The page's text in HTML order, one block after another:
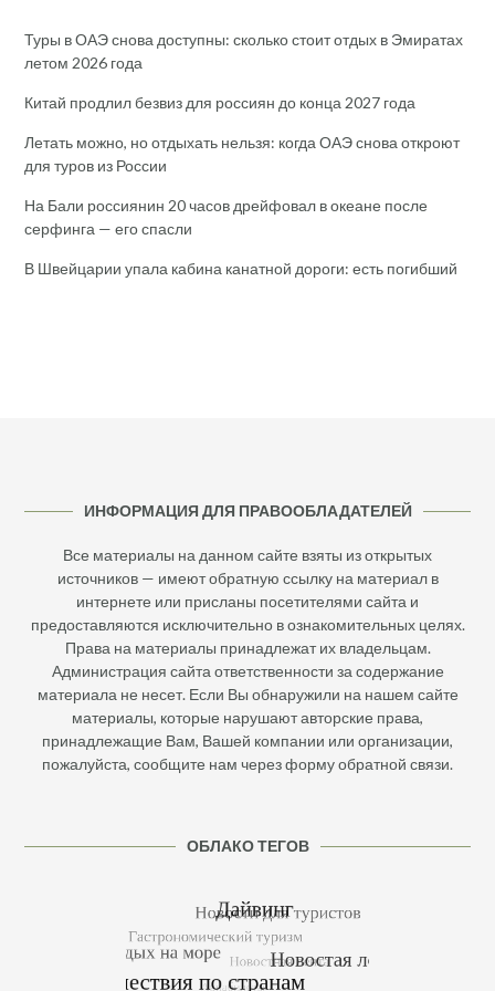
Туры в ОАЭ снова доступны: сколько стоит отдых в Эмиратах
летом 2026 года
Китай продлил безвиз для россиян до конца 2027 года
Летать можно, но отдыхать нельзя: когда ОАЭ снова откроют
для туров из России
На Бали россиянин 20 часов дрейфовал в океане после
серфинга — его спасли
В Швейцарии упала кабина канатной дороги: есть погибший
ИНФОРМАЦИЯ ДЛЯ ПРАВООБЛАДАТЕЛЕЙ
Все материалы на данном сайте взяты из открытых
источников — имеют обратную ссылку на материал в
интернете или присланы посетителями сайта и
предоставляются исключительно в ознакомительных целях.
Права на материалы принадлежат их владельцам.
Администрация сайта ответственности за содержание
материала не несет. Если Вы обнаружили на нашем сайте
материалы, которые нарушают авторские права,
принадлежащие Вам, Вашей компании или организации,
пожалуйста, сообщите нам через форму обратной связи.
ОБЛАКО ТЕГОВ